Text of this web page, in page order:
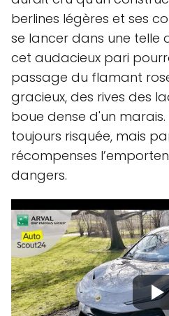
berlines légères et ses
se lancer dans une telle
cet audacieux pari
passage du flamant
gracieux, des rives des
boue dense d'un
toujours risquée, mais
récompenses
dangers.